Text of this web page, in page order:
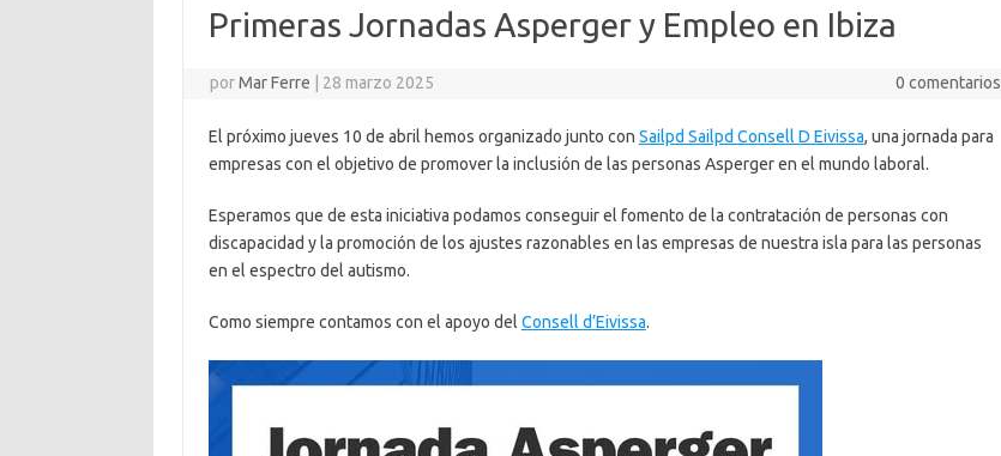
Primeras Jornadas Asperger y Empleo en Ibiza
porMar Ferre 28 marzo 2025 0 comentarios
El próximo jueves 10 de abril hemos organizado junto con Sailpd Sailpd Consell D Eivissa, una jornada para
empresas con el objetivo de promover la inclusión de las personas Asperger en el mundo laboral.
Esperamos que de esta iniciativa podamos conseguir el fomento de la contratación de personas con
discapacidad y la promoción de los ajustes razonables en las empresas de nuestra isla para las personas
en el espectro del autismo.
Como siempre contamos con el apoyo del Consell d’Eivissa.